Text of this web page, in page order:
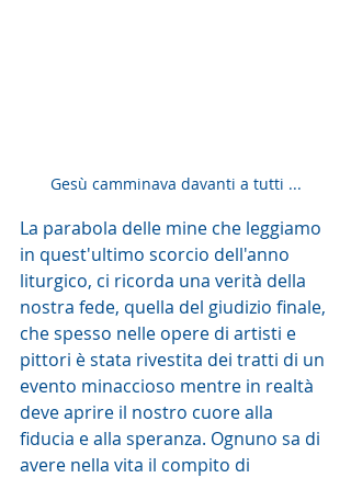
Gesù camminava davanti a tutti ...
La parabola delle mine che leggiamo
in quest'ultimo scorcio dell'anno
liturgico, ci ricorda una verità della
nostra fede, quella del giudizio finale,
che spesso nelle opere di artisti e
pittori è stata rivestita dei tratti di un
evento minaccioso mentre in realtà
deve aprire il nostro cuore alla
fiducia e alla speranza. Ognuno sa di
avere nella vita il compito di